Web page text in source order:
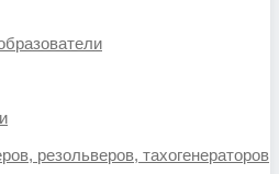
резольверов, тахогенераторов